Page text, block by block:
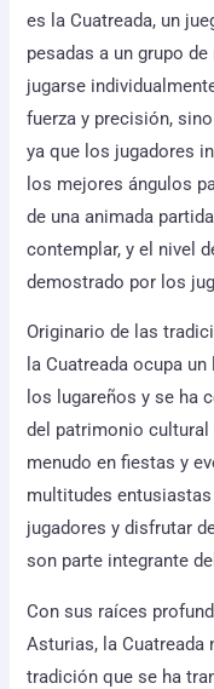
es la Cuatreada, un
pesadas a un grupo
jugarse
fuerza y precisión,
ya que los jugadores
los mejores ángulos
de una animada
contemplar, y el nivel
demostrado por los
Originario de las
la Cuatreada ocupa
los lugareños y se ha
del patrimonio cultural
menudo en fiestas y
multitudes
jugadores y disfrutar
son parte integrante
Con sus raíces
Asturias, la Cuatreada
tradición que se ha